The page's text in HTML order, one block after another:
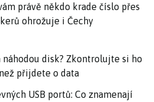
právě někdo krade číslo přes
ohrožuje i Čechy
disk? Zkontrolujte si ho
přijdete o data
USB portů: Co znamenají